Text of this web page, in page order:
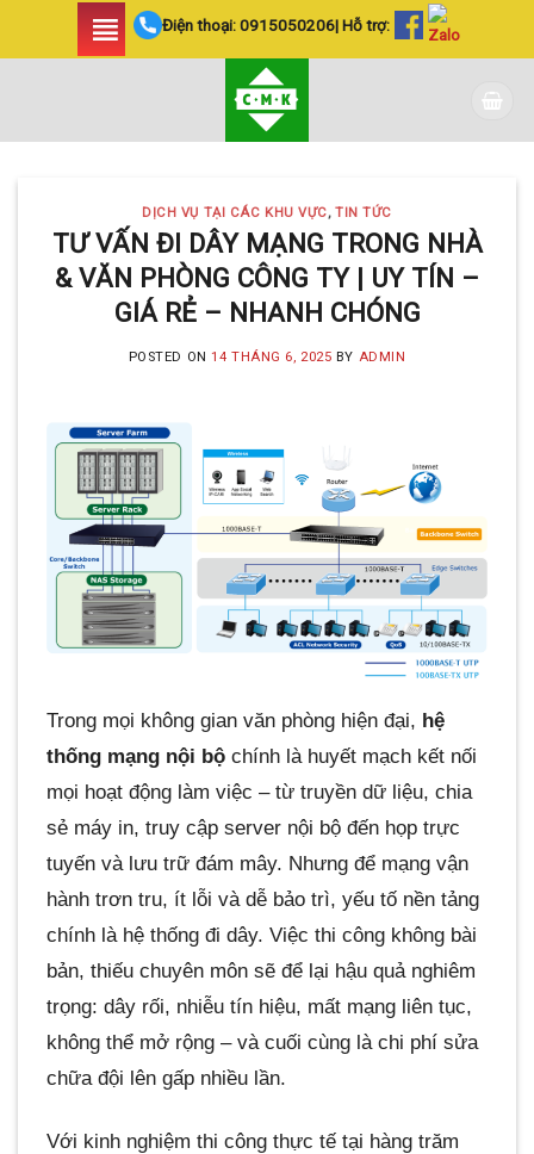
Điện thoại:0915050206| Hỗ trợ:
DỊCH VỤ TẠI CÁC KHU VỰC,TIN TỨC
TƯ VẤN ĐI DÂY MẠNG TRONG NHÀ
& VĂN PHÒNG CÔNG TY | UY TÍN –
GIÁ RẺ – NHANH CHÓNG
POSTED ON14 THÁNG 6, 2025 BY ADMIN
Trong mọi không gian văn phòng hiện đại, hệ
thống mạng nội bộ chính là huyết mạch kết nối
mọi hoạt động làm việc – từ truyền dữ liệu, chia
sẻ máy in, truy cập server nội bộ đến họp trực
tuyến và lưu trữ đám mây. Nhưng để mạng vận
hành trơn tru, ít lỗi và dễ bảo trì, yếu tố nền tảng
chính là hệ thống đi dây. Việc thi công không bài
bản, thiếu chuyên môn sẽ để lại hậu quả nghiêm
trọng: dây rối, nhiễu tín hiệu, mất mạng liên tục,
không thể mở rộng – và cuối cùng là chi phí sửa
chữa đội lên gấp nhiều lần.
Với kinh nghiệm thi công thực tế tại hàng trăm